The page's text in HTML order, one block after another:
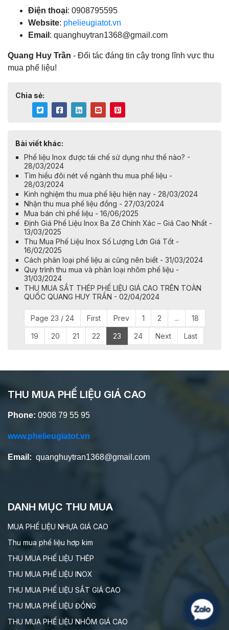
Điện thoại: 0908795595
Website: phelieugiatot.vn
Email : quanghuytran1368@gmail.com
Quang Huy Trần - Đối tác đáng tin cậy trong lĩnh vực thu
mua phế liệu!
Chia sẻ:
Bài viết khác:
Phế liệu Inox được tái chế sử dụng như thế nào? -
28/03/2024
Tìm hiểu đôi nét về ngành thu mua phế liệu -
28/03/2024
Kinh nghiệm thu mua phế liệu hiện nay - 28/03/2024
Nhận thu mua phế liệu đồng - 27/03/2024
Mua bán chì phế liệu - 16/06/2025
Định Giá Phế Liệu Inox Ba Zớ Chính Xác – Giá Cao Nhất -
13/03/2025
Thu Mua Phế Liệu Inox Số Lượng Lớn Giá Tốt -
16/02/2025
Cách phân loại phế liệu ai cũng nên biết - 31/03/2024
Quy trình thu mua và phân loại nhôm phế liệu -
31/03/2024
THU MUA SẮT THÉP PHẾ LIỆU GIÁ CAO TRÊN TOÀN
QUỐC QUANG HUY TRẦN - 02/04/2024
Page 23 / 24 First Prev 1 2 ... 18
19 20 21 22 23 24 Next Last
THU MUA PHẾ LIỆU GIÁ CAO
Phone: 0908 79 55 95
www.phelieugiatot.vn
Email: quanghuytran1368@gmail.com
DANH MỤC THU MUA
MUA PHẾ LIỆU NHỰA GIÁ CAO
Thu mua phế liệu hơp kim
THU MUA PHẾ LIỆU THÉP
THU MUA PHẾ LIỆU INOX
THU MUA PHẾ LIỆU SẮT GIÁ CAO
THU MUA PHẾ LIỆU ĐỒNG
THU MUA PHẾ LIỆU NHÔM GIÁ CAO